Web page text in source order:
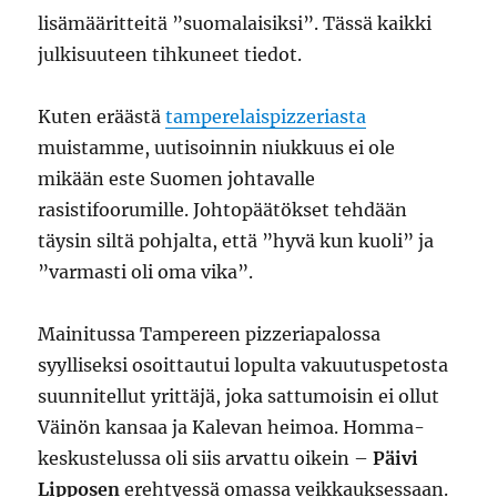
lisämääritteitä ”suomalaisiksi”. Tässä kaikki
julkisuuteen tihkuneet tiedot.
Kuten eräästätamperelaispizzeriasta
muistamme, uutisoinnin niukkuus ei ole
mikään este Suomen johtavalle
rasistifoorumille. Johtopäätökset tehdään
täysin siltä pohjalta, että ”hyvä kun kuoli” ja
”varmasti oli oma vika”.
Mainitussa Tampereen pizzeriapalossa
syylliseksi osoittautui lopulta vakuutuspetosta
suunnitellut yrittäjä, joka sattumoisin ei ollut
Väinön kansaa ja Kalevan heimoa. Homma-
keskustelussa oli siis arvattu oikein –Päivi
Lipposen erehtyessä omassa veikkauksessaan.